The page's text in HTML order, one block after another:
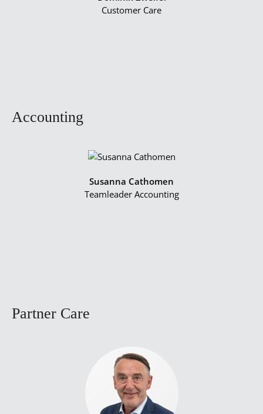
Customer Care
Accounting
Susanna Cathomen
Teamleader Accounting
Partner Care